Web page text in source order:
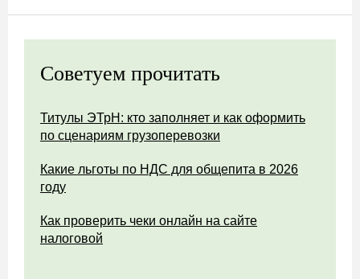
Советуем прочитать
Титулы ЭТрН: кто заполняет и как оформить
по сценариям грузоперевозки
Какие льготы по НДС для общепита в 2026
году
Как проверить чеки онлайн на сайте
налоговой